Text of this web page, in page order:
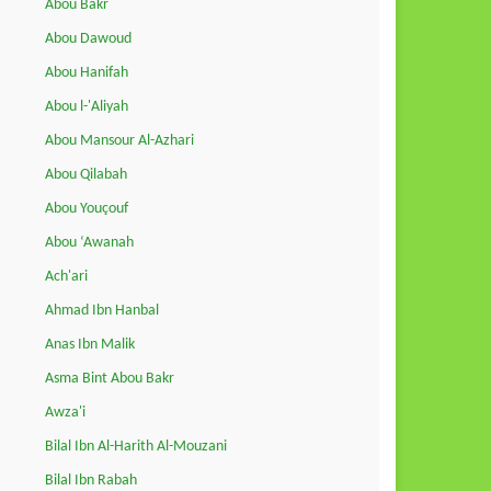
Abou Bakr
Abou Dawoud
Abou Hanifah
Abou l-'Aliyah
Abou Mansour Al-Azhari
Abou Qilabah
Abou Youçouf
Abou ‘Awanah
Ach'ari
Ahmad Ibn Hanbal
Anas Ibn Malik
Asma Bint Abou Bakr
Awza'i
Bilal Ibn Al-Harith Al-Mouzani
Bilal Ibn Rabah